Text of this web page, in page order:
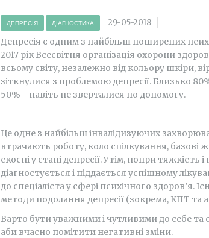
ДЕПРЕСІЯ ДІАГНОСТИКА 29-05-2018
Депресія є одним з найбільш поширених
2017 рік Всесвітня організація охорони
всьому світу, незалежно від кольору шкіри,
зіткнулися з проблемою депресії. Близько
50% - навіть не зверталися по допомогу.
Це одне з найбільш інвалідизуючих
втрачають роботу, коло спілкування, базові
скоєні у стані депресії. Утім, попри
діагностується і піддається успішному
до спеціаліста у сфері психічного здоров’я.
методи подолання депресії (зокрема, КПТ та
Варто бути уважними і чутливими до себе та
аби вчасно помітити негативні зміни.